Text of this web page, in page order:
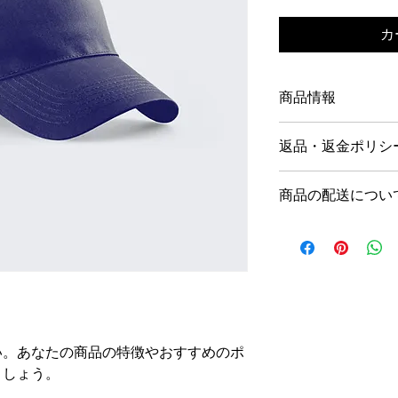
あなたの商品の特徴やおすすめのポ
ょう。
商品情報
明に加え、商品の特
しましょう。
返品・返金ポリシ
満足しなかった場合
だけます。
商品の配送につい
する情報を入力して